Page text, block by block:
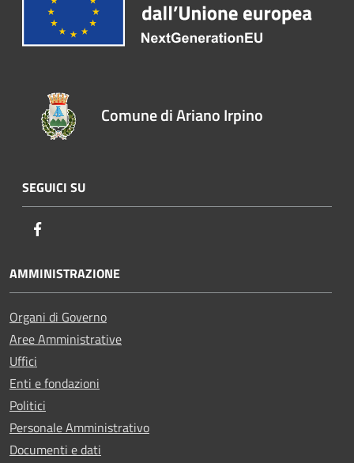
Comune di Ariano Irpino
SEGUICI SU
AMMINISTRAZIONE
Organi di Governo
Aree Amministrative
Uffici
Enti e fondazioni
Politici
Personale Amministrativo
Documenti e dati